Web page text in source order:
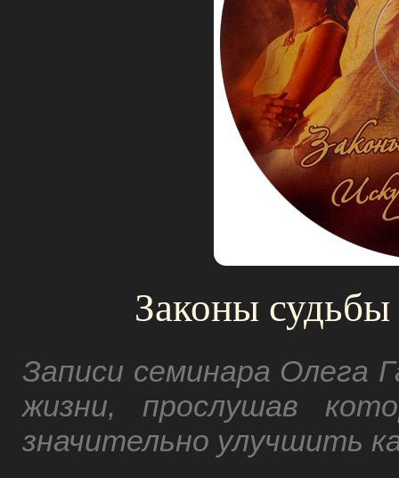
Законы
Записи семинара Олега
жизни, прослушав
значительно улучшить